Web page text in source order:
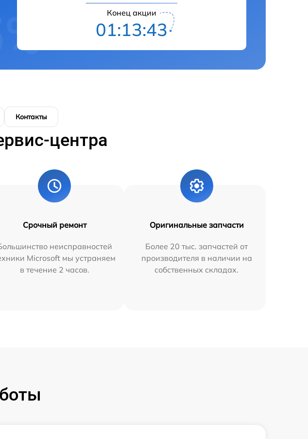
Конец акции
01:13:42
Контакты
центра
Срочный ремонт
неисправностей
Microsoft мы устраняем
в течение 2 часов.
Оригинальные запчасти
Более 20 тыс. запчастей от
производителя в наличии на
собственных складах.